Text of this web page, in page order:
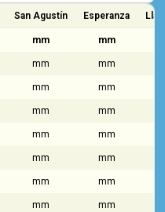
San Agustín Esperanza
mm mm
mm mm
mm mm
mm mm
mm mm
mm mm
mm mm
mm mm